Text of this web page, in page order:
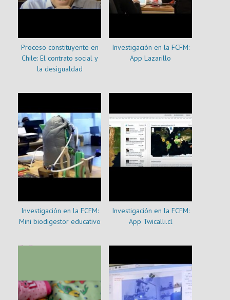
Proceso constituyente en
Chile: El contrato social y
la desigualdad
Investigación en la FCFM:
App Lazarillo
Investigación en la FCFM:
Mini biodigestor educativo
Investigación en la FCFM:
App Twicalli.cl